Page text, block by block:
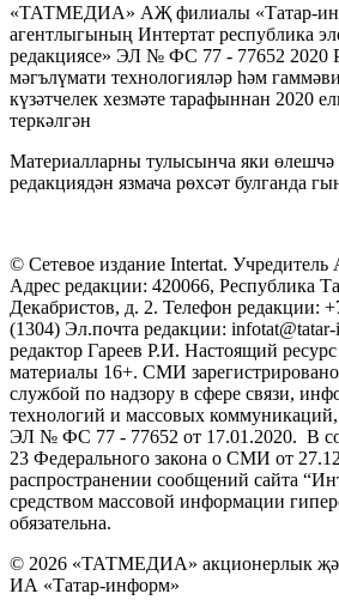
«ТАТМЕДИА» АҖ филиалы «Татар-
агентлыгының Интертат республика
редакциясе» ЭЛ № ФС 77 - 77652 2020
мәгълүмати технологияләр һәм
күзәтчелек хезмәте тарафыннан 2020
теркәлгән
Материалларны тулысынча яки өлешчә
редакциядән язмача рөхсәт булганда
© Сетевое издание Intertat.
Адрес редакции: 420066, Республика
Декабристов, д. 2. Телефон редакции:
(1304) Эл.почта редакции:
редактор Гареев Р.И. Настоящий
материалы 16+. СМИ
службой по надзору в сфере связи,
технологий и массовых
ЭЛ № ФС 77 - 77652 от 17.01.2020. В
23 Федерального закона о СМИ от
распространении сообщений сайта
средством массовой информации
обязательна.
© 2026 «ТАТМЕДИА» акционерлык
ИА «Татар-информ»